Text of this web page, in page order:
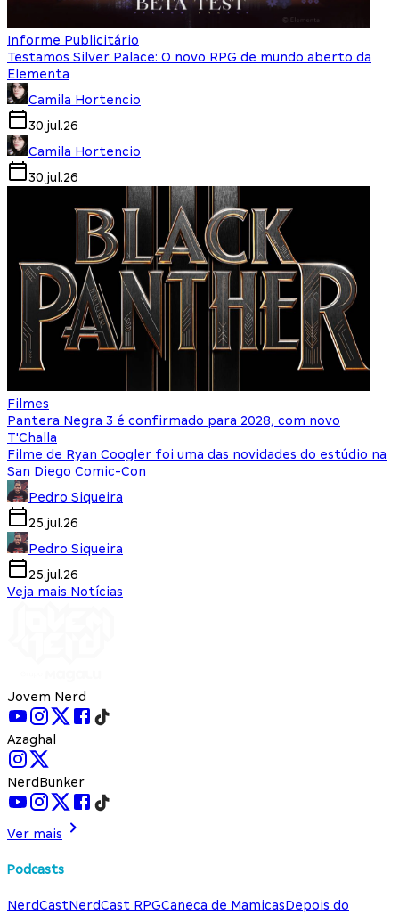
Informe Publicitário
Testamos Silver Palace: O novo RPG de mundo aberto da
Elementa
Camila Hortencio
30.jul.26
Camila Hortencio
30.jul.26
Filmes
Pantera Negra 3 é confirmado para 2028, com novo
T'Challa
Filme de Ryan Coogler foi uma das novidades do estúdio na
San Diego Comic-Con
Pedro Siqueira
25.jul.26
Pedro Siqueira
25.jul.26
Veja mais Notícias
Jovem Nerd
Azaghal
NerdBunker
Ver mais
Podcasts
NerdCastNerdCast RPGCaneca de MamicasDepois do